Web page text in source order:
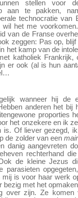
stellen voor
aan te pakken,
technocratie
het me
van de Franse
zeggen: Pas op,
het kamp van de
katholiek Frankrijk,
er ook (al is hun
wanneer hij de
anderen het bij
proporties
het onzekere en ik
is. Of liever gezegd,
de zolder van een
danig aangevreten
rechterhand
de kleine Jezus
parasieten
is voor haar werk
bezig met het
over zijn. Ze